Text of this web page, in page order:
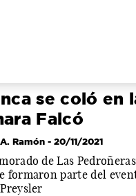
se coló en
Falcó
Ramón - 20/11/2021
de Las
formaron parte del